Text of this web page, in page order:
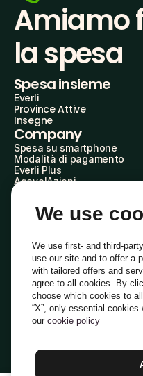
Amiamo
la spesa
Spesa insieme
Everli
Province Attive
Insegne
Company
Spesa su smartphone
Modalità di pagamento
Everli Plus
AgevolAzioni
Everli Shoppers
Scopri chi siamo
Domande frequenti
Lavora con noi
Diventa Shopper
Investitori
Privacy
Termini e
We use
We use first- and third-
use our site and to offer a
with tailored offers and
agree to all cookies. By
choose which cookies to
“X”, only essential
our cookie policy